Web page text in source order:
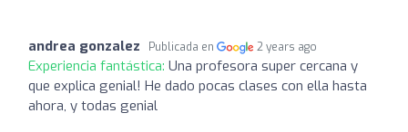
andrea gonzalez Publicada en 2 years ago
Experiencia fantástica: Una profesora super cercana y
que explica genial! He dado pocas clases con ella hasta
ahora, y todas genial